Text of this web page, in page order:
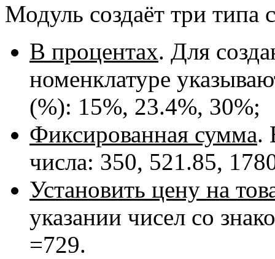
Модуль создаёт три типа
В процентах. Для
номенклатуре
(%): 15%, 23.4%, 30%;
Фиксированная сумма.
числа: 350, 521.85,
Установить цену на
указании чисел со
=729.